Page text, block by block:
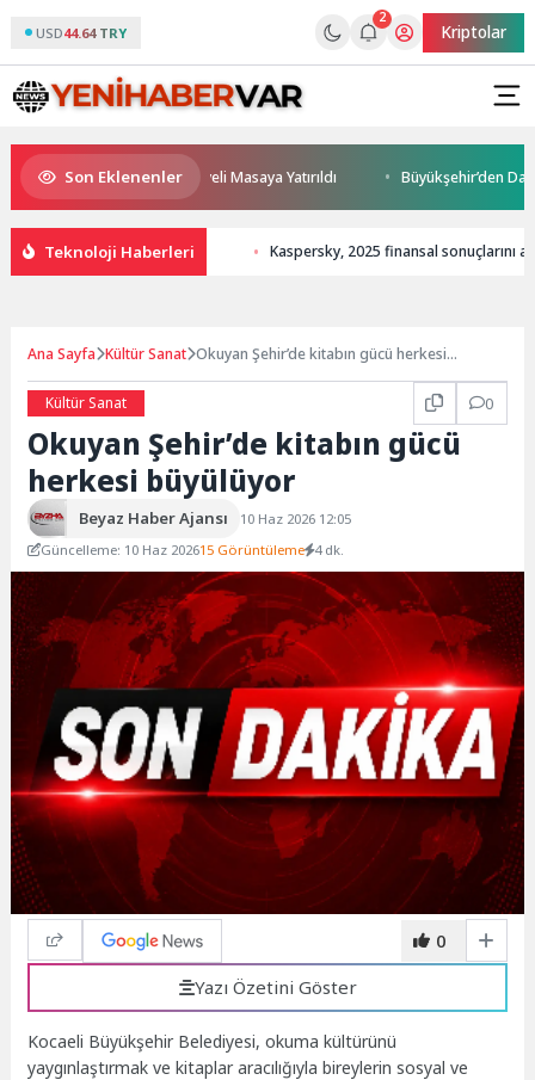
USD44.64 TRY
2
Kriptolar
Son Eklenenler
ve Yatırım Potansiyeli Masaya Yatırıldı Büyükşehir’den
Teknoloji Haberleri Kaspersky, 2025 finansal sonuçlarını
Ana Sayfa Kültür Sanat Okuyan Şehir’de kitabın gücü herkesi
Kültür Sanat
0
Okuyan Şehir’de kitabın gücü
herkesi büyülüyor
Beyaz Haber Ajansı
10 Haz 2026 12:05
Güncelleme: 10 Haz 202615 Görüntüleme 4 dk.
0
Yazı Özetini Göster
Kocaeli Büyükşehir Belediyesi, okuma kültürünü
yaygınlaştırmak ve kitaplar aracılığıyla bireylerin sosyal ve